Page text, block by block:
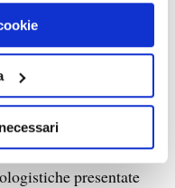
procedimenti che
di metafore che ad
Tale è il caso, ad
la valutazione
, curato dal
presentate